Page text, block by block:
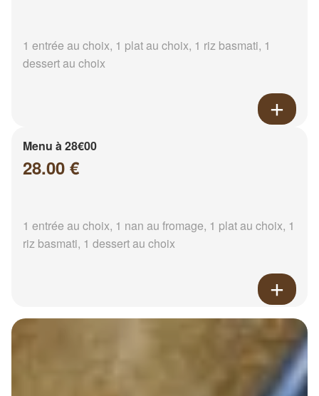
1 entrée au choix, 1 plat au choix, 1 riz basmati, 1
dessert au choix
Menu à 28€00
28.00 €
1 entrée au choix, 1 nan au fromage, 1 plat au choix, 1
riz basmati, 1 dessert au choix